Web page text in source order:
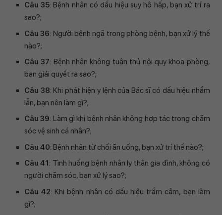
Câu 35: Bệnh nhân có dấu hiệu suy hô hấp, bạn xử trí ra
sao?;
Câu 36: Người bệnh ngã trong phòng bệnh, bạn xử lý thế
nào?;
Câu 37: Bệnh nhân không tuân thủ nội quy khoa phòng,
bạn giải quyết ra sao?;
Câu 38: Khi phát hiện y lệnh của Bác sĩ có dấu hiệu nhầm
lẫn, bạn nên làm gì?;
Câu 39: Làm gì khi bệnh nhân không hợp tác trong chăm
sóc vệ sinh cá nhân?;
Câu 40: Bệnh nhân từ chối ăn uống, bạn xử trí thế nào?;
Câu 41: Tình huống bệnh nhân ly thân gia đình, không có
người chăm sóc, bạn xử lý sao?;
Câu 42: Khi bệnh nhân có dấu hiệu trầm cảm, bạn làm
gì?;